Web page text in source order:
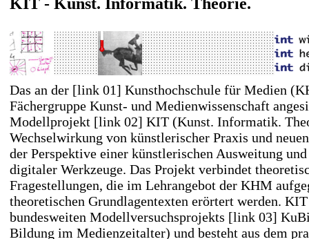
Das an der [link 01] Kunsthochschule für Medien
Fächergruppe Kunst- und Medienwissenschaft
Modellprojekt [link 02] KIT (Kunst. Informatik.
Wechselwirkung von künstlerischer Praxis und
der Perspektive einer künstlerischen Ausweitung
digitaler Werkzeuge. Das Projekt verbindet
Fragestellungen, die im Lehrangebot der KHM
theoretischen Grundlagentexten erörtert werden.
bundesweiten Modellversuchsprojekts [link 03]
Bildung im Medienzeitalter) und besteht aus dem